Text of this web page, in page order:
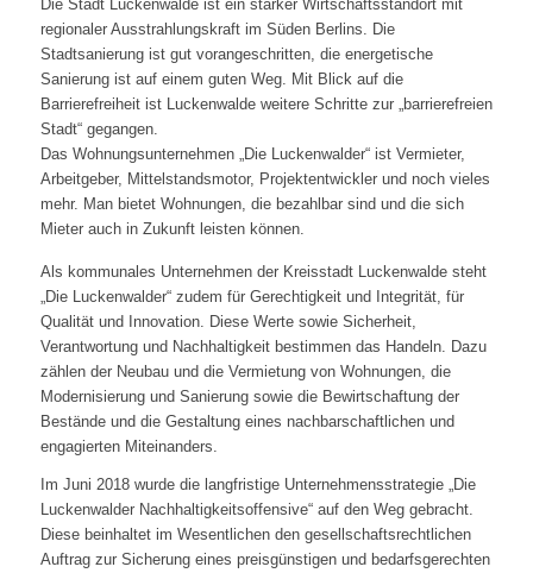
Die Stadt Luckenwalde ist ein starker Wirtschaftsstandort mit
regionaler Ausstrahlungskraft im Süden Berlins. Die
Stadtsanierung ist gut vorangeschritten, die energetische
Sanierung ist auf einem guten Weg. Mit Blick auf die
Barrierefreiheit ist Luckenwalde weitere Schritte zur „barrierefreien
Stadt“ gegangen.
Das Wohnungsunternehmen „Die Luckenwalder“ ist Vermieter,
Arbeitgeber, Mittelstandsmotor, Projektentwickler und noch vieles
mehr. Man bietet Wohnungen, die bezahlbar sind und die sich
Mieter auch in Zukunft leisten können.
Als kommunales Unternehmen der Kreisstadt Luckenwalde steht
„Die Luckenwalder“ zudem für Gerechtigkeit und Integrität, für
Qualität und Innovation. Diese Werte sowie Sicherheit,
Verantwortung und Nachhaltigkeit bestimmen das Handeln. Dazu
zählen der Neubau und die Vermietung von Wohnungen, die
Modernisierung und Sanierung sowie die Bewirtschaftung der
Bestände und die Gestaltung eines nachbarschaftlichen und
engagierten Miteinanders.
Im Juni 2018 wurde die langfristige Unternehmensstrategie „Die
Luckenwalder Nachhaltigkeitsoffensive“ auf den Weg gebracht.
Diese beinhaltet im Wesentlichen den gesellschaftsrechtlichen
Auftrag zur Sicherung eines preisgünstigen und bedarfsgerechten